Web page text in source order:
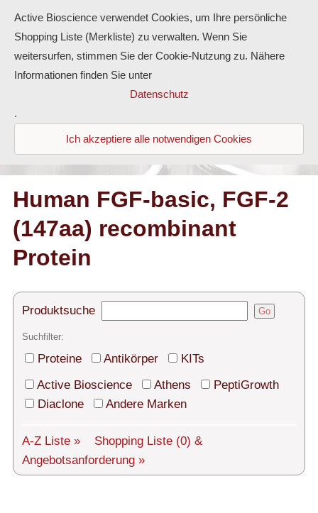
Antikörper
ELISA-Kits
Diaclone Produkte
Home
Produkte
Technischer Support
Versand
Über uns
AGBs
Login
Human FGF-basic, FGF-2
(147aa) recombinant
Protein
Produktsuche Go
Suchfilter:
Proteine Antikörper
KITs
Active Bioscience
Athens
PeptiGrowth
Diaclone
Andere Marken
A-Z Liste » Shopping Liste (0) &
Angebotsanforderung »
Active Bioscience verwendet Cookies, um Ihre persönliche
Shopping Liste (Merkliste) zu verwalten. Wenn Sie
weitersurfen, stimmen Sie der Cookie-Nutzung zu. Nähere
Informationen finden Sie unter
Datenschutz
.
Ich akzeptiere alle notwendigen Cookies